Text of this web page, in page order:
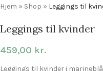
Hjem » Shop » Leggings til
Leggings til kvinder
459,00 kr.
Leggings til kvinder i